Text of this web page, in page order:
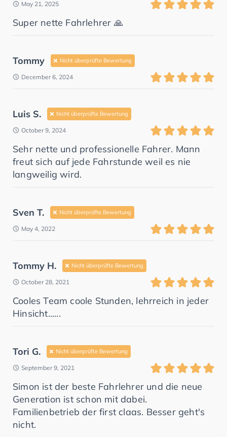
May 21, 2025
Super nette Fahrlehrer 🙏
Tommy Nicht überprüfte Bewertung
December 6, 2024
Luis S. Nicht überprüfte Bewertung
October 9, 2024
Sehr nette und professionelle Fahrer. Mann
freut sich auf jede Fahrstunde weil es nie
langweilig wird.
Sven T. Nicht überprüfte Bewertung
May 4, 2022
Tommy H. Nicht überprüfte Bewertung
October 28, 2021
Cooles Team coole Stunden, lehrreich in jeder
Hinsicht......
Tori G. Nicht überprüfte Bewertung
September 9, 2021
Simon ist der beste Fahrlehrer und die neue
Generation ist schon mit dabei.
Familienbetrieb der first claas. Besser geht's
nicht.